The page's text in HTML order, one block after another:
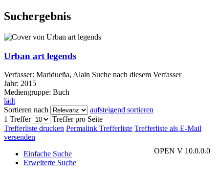
Suchergebnis
Urban art legends
Verfasser: Maridueña, Alain Suche nach diesem Verfasser
Jahr: 2015
Mediengruppe: Buch
lädt
Sortieren nach
aufsteigend sortieren
1 Treffer
Treffer pro Seite
Trefferliste drucken Permalink Trefferliste Trefferliste als E-Mail
versenden
OPEN V 10.0.0.0
Einfache Suche
Erweiterte Suche